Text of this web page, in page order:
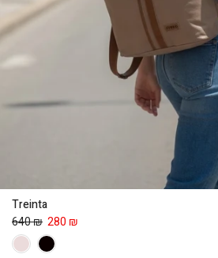
Treinta
640 ₪ 280 ₪